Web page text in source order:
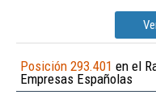
Posición 293.401 en el
Empresas Españolas